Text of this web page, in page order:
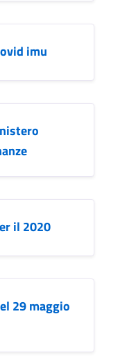
imu
il 2020
29 maggio